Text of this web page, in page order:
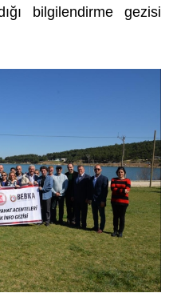
bilgilendirme gezisi